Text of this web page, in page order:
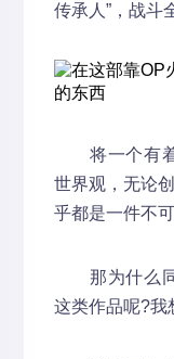
传承人”，战斗
将一个有着
世界观，无论
乎都是一件不
那为什么同
这类作品呢?我